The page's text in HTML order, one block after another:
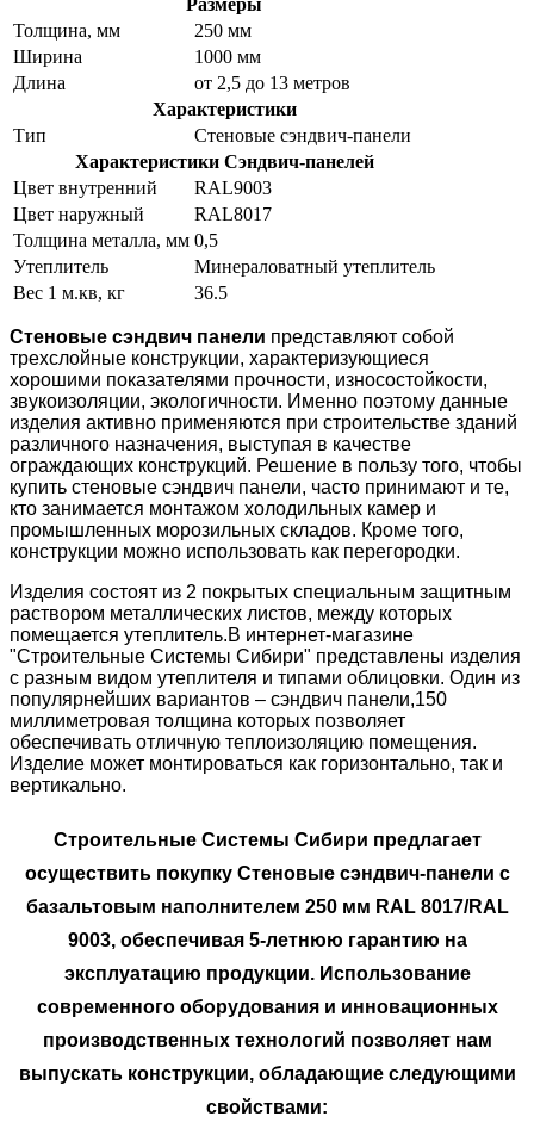
Толщина, мм
250 мм
Ширина
1000 мм
Длина
от 2,5 до 13 метров
Характеристики
Тип
Стеновые сэндвич-панели
Характеристики Сэндвич-панелей
Цвет внутренний
RAL9003
Цвет наружный
RAL8017
Толщина металла, мм 0,5
Утеплитель
Минераловатный утеплитель
Вес 1 м.кв, кг
36.5
Стеновые сэндвич панели представляют собой
трехслойные конструкции, характеризующиеся
хорошими показателями прочности, износостойкости,
звукоизоляции, экологичности. Именно поэтому данные
изделия активно применяются при строительстве зданий
различного назначения, выступая в качестве
ограждающих конструкций. Решение в пользу того, чтобы
купить стеновые сэндвич панели, часто принимают и те,
кто занимается монтажом холодильных камер и
промышленных морозильных складов. Кроме того,
конструкции можно использовать как перегородки.
Изделия состоят из 2 покрытых специальным защитным
раствором металлических листов, между которых
помещается утеплитель.В интернет-магазине
"Строительные Системы Сибири" представлены изделия
с разным видом утеплителя и типами облицовки. Один из
популярнейших вариантов – сэндвич панели,150
миллиметровая толщина которых позволяет
обеспечивать отличную теплоизоляцию помещения.
Изделие может монтироваться как горизонтально, так и
вертикально.
Строительные Системы Сибири предлагает
осуществить покупку Стеновые сэндвич-панели с
базальтовым наполнителем 250 мм RAL 8017/RAL
9003, обеспечивая 5-летнюю гарантию на
эксплуатацию продукции. Использование
современного оборудования и инновационных
производственных технологий позволяет нам
выпускать конструкции, обладающие следующими
свойствами: